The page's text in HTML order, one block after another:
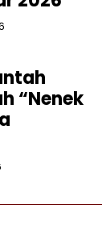
“Nenek